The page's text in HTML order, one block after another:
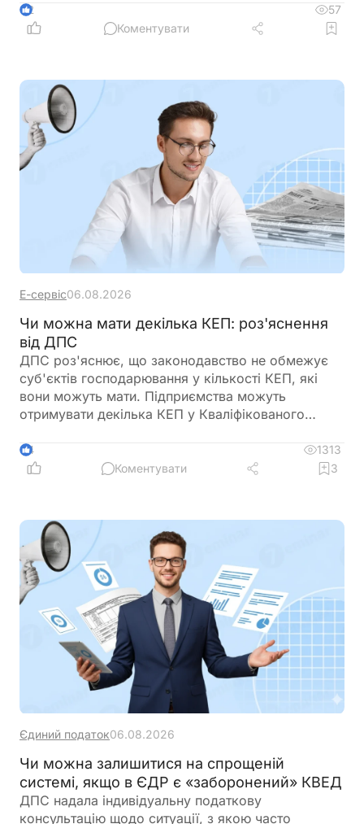
2
57
Коментувати
Е-сервіс06.08.2026
Чи можна мати декілька КЕП: роз'яснення
від ДПС
ДПС роз'яснює, що законодавство не обмежує
суб'єктів господарювання у кількості КЕП, які
вони можуть мати. Підприємства можуть
отримувати декілька КЕП у Кваліфікованого
України
4
1313
Коментувати
3
Єдиний податок06.08.2026
Чи можна залишитися на спрощеній
системі, якщо в ЄДР є «заборонений» КВЕД
ДПС надала індивідуальну податкову
консультацію щодо ситуації, з якою часто